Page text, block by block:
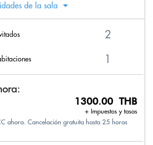
de la sala
1300.00 THB
+ Impuestos y tasas
ahora. Cancelación gratuita hasta 25 horas